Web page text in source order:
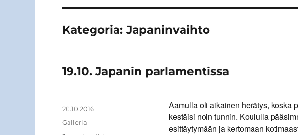
Kategoria:Japaninvaihto
19.10. Japanin parlamentissa
Aamulla oli aikainen herätys, koska
kestäisi noin tunnin. Koululla
esittäytymään ja kertomaan
Kirjoittaja
Julkaistu
20.10.2016
Artikkelimuoto
Galleria